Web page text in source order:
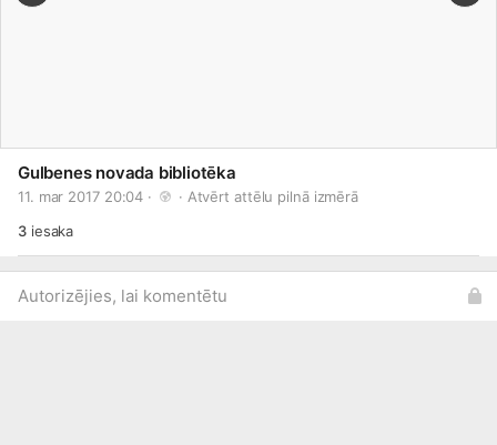
Gulbenes novada bibliotēka
11. mar 2017 20:04 · · Atvērt attēlu pilnā izmērā
3iesaka
Autorizējies, lai komentētu